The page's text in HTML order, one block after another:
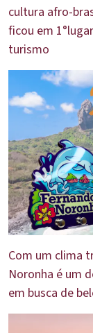
cultura afro-
ficou em
turismo
Com um clima
Noronha é um
em busca de